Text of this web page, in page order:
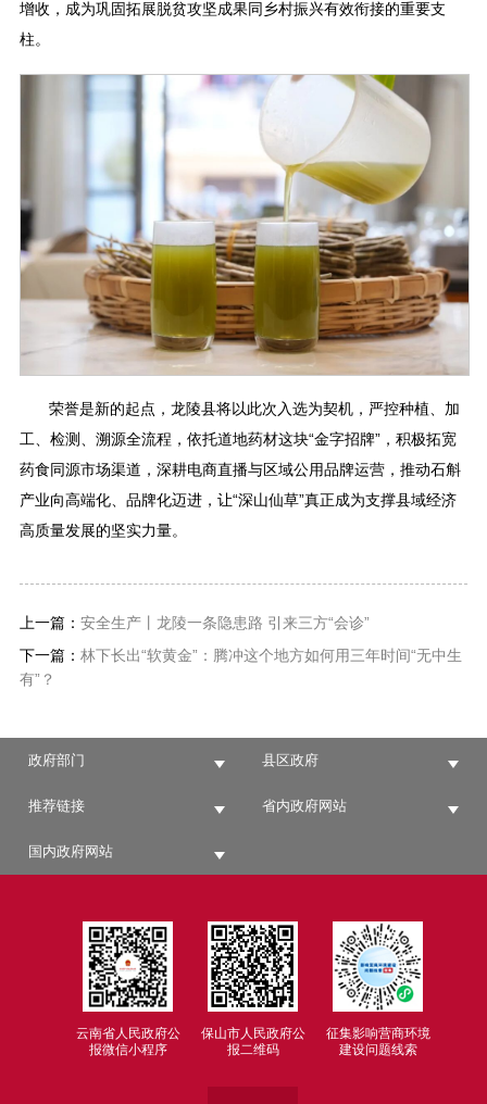
增收，成为巩固拓展脱贫攻坚成果同乡村振兴有效衔接的重要支
柱。
荣誉是新的起点，龙陵县将以此次入选为契机，严控种植、加
工、检测、溯源全流程，依托道地药材这块“金字招牌”，积极拓宽
药食同源市场渠道，深耕电商直播与区域公用品牌运营，推动石斛
产业向高端化、品牌化迈进，让“深山仙草”真正成为支撑县域经济
高质量发展的坚实力量。
上一篇： 安全生产丨龙陵一条隐患路 引来三方“会诊”
下一篇： 林下长出“软黄金”：腾冲这个地方如何用三年时间“无中生
有”？
政府部门 县区政府
推荐链接 省内政府网站
国内政府网站
云南省人民政府公
报微信小程序
保山市人民政府公
报二维码
征集影响营商环境
建设问题线索